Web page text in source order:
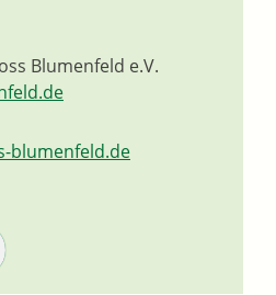
Blumenfeld e.V.
blumenfeld.de